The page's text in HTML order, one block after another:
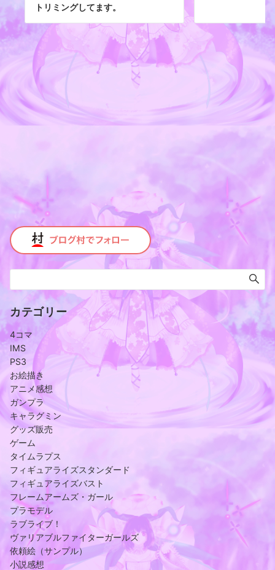
トリミングしてます。
カテゴリー
4コマ
IMS
PS3
お絵描き
アニメ感想
ガンプラ
キャラグミン
グッズ販売
ゲーム
タイムラプス
フィギュアライズスタンダード
フィギュアライズバスト
フレームアームズ・ガール
プラモデル
ラブライブ！
ヴァリアブルファイターガールズ
依頼絵（サンプル）
小説感想